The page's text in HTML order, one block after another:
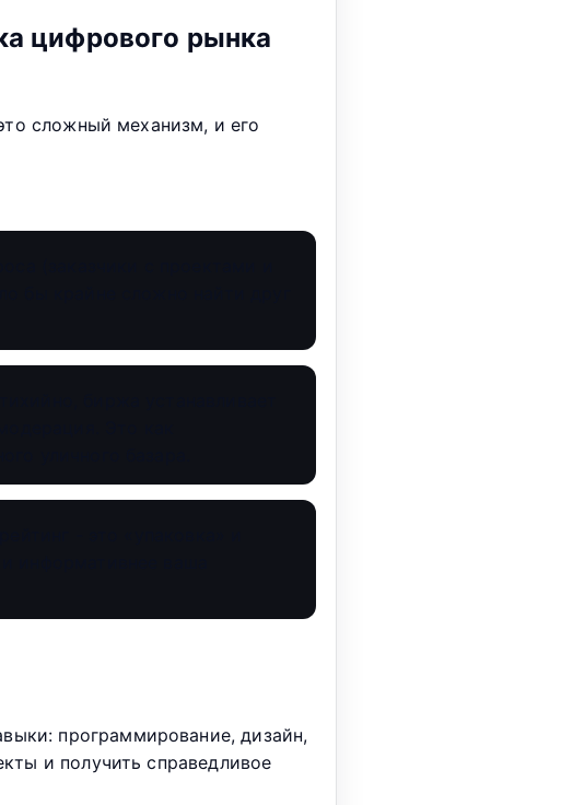
цифрового рынка
сложный механизм, и его
программирование, дизайн,
и получить справедливое